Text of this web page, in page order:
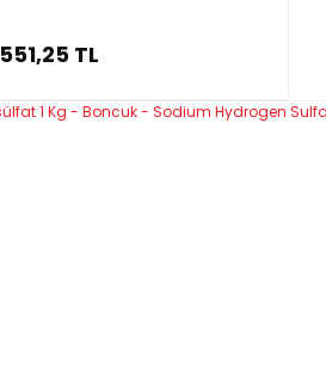
551,25 TL